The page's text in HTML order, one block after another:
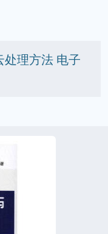
处理方法 电子